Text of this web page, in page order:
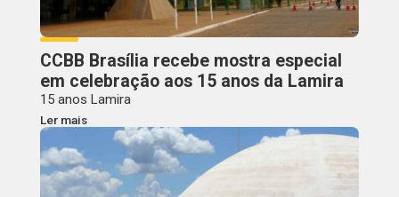
CCBB Brasília recebe mostra especial
em celebração aos 15 anos da Lamira
15 anos Lamira
Ler mais